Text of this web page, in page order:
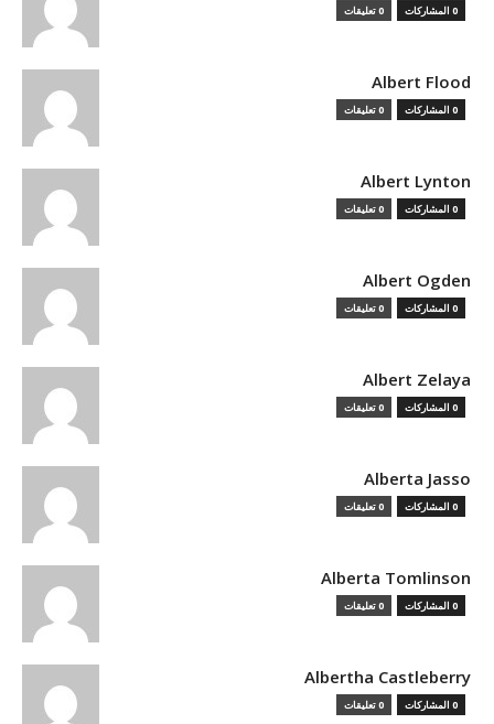
0 المشاركات 0 تعليقات
Albert Flood
0 المشاركات 0 تعليقات
Albert Lynton
0 المشاركات 0 تعليقات
Albert Ogden
0 المشاركات 0 تعليقات
Albert Zelaya
0 المشاركات 0 تعليقات
Alberta Jasso
0 المشاركات 0 تعليقات
Alberta Tomlinson
0 المشاركات 0 تعليقات
Albertha Castleberry
0 المشاركات 0 تعليقات